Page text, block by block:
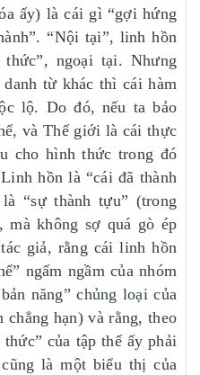
ấy) là cái gì “gợi hứng
“Nội tại”, linh hồn
ngoại tại. Nhưng
từ khác thì cái hàm
lộ. Do đó, nếu ta bảo
và Thế giới là cái thực
cho hình thức trong đó
hồn là “cái đã thành
“sự thành tựu” (trong
mà không sợ quá gò ép
giả, rằng cái linh hồn
ngấm ngầm của nhóm
năng” chủng loại của
hạn) và rằng, theo
của tập thể ấy phải
là một biểu thị của